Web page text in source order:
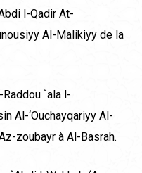
l-Qadir At-
Al-Malikiyy de la
`ala l-
Al-‘Ouchayqariyy Al-
zoubayr à Al-Basrah.